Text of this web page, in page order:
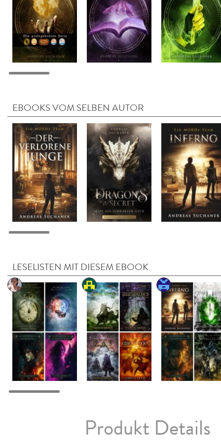
EBOOKS VOM SELBEN AUTOR
LESELISTEN MIT DIESEM EBOOK
Produkt Details